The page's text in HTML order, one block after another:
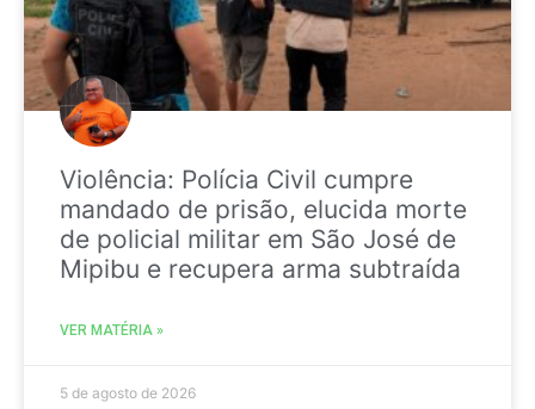
Violência: Polícia Civil cumpre
mandado de prisão, elucida morte
de policial militar em São José de
Mipibu e recupera arma subtraída
VER MATÉRIA »
5 de agosto de 2026